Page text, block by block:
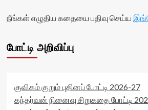
நீங்கள் எழுதிய கதையை பதிவு செய்ய
போட்டி அறிவிப்பு
குவிகம் குறும் புதினப் போட்டி 2026-27
கந்தர்வன் நினைவு சிறுகதை போட்டி